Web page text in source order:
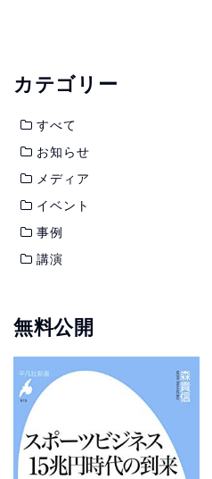
カテゴリー
すべて
お知らせ
メディア
イベント
事例
講演
無料公開